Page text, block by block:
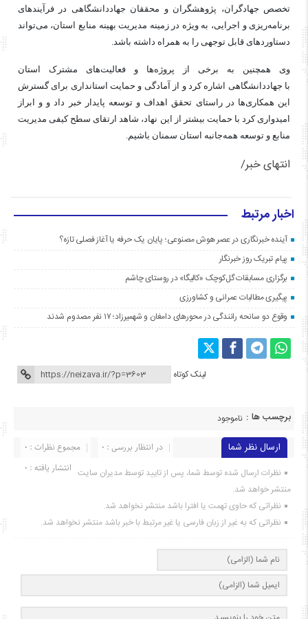
تخصص جهادگران، پژوهشگران و محققان جهاددانشگاهی در فرآیندهای
برنامه‌ریزی و اجرایی، به ویژه در زمینه مدیریت بهینه منابع استان، می‌تواند
دستاوردهای قابل توجهی را به همراه داشته باشد.
وی همچنین به برخی از پروژه‌ها و فعالیت‌های مشترک استان
با جهاددانشگاهی اشاره کرد و از آمادگی و حمایت استانداری برای گسترش
این همکاری‌ها در راستای تحقق اهداف و توسعه پایدار خبر داد و و ابراز
امیدواری کرد با حمایت بیشتر از این نهاد، شاهد ارتقای سطح کیفی مدیریت
منابع و توسعه همه‌جانبه استان سمنان باشیم.
انتهای خبر/
اخبار مرتبط
آینده خبرنگاری در عصر هوش مصنوعی؛ پایان یک حرفه یا آغاز فصلی تازه؟
پیام تبریک روز خبرنگار
برگزاری مسابقات گل‌کوچک «کالیگا» در روستای چاشم
پیگیری مطالبات عمرانی و کشاورزی
وقوع دو سانحه رانندگی در محورهای دامغان و شهمیرزاد؛ ۱۷ نفر مصدوم شدند
لینک کوتاه
برچسب ها : ناموجود
ارسال نظر شما مجموع نظرات : 0
در انتظار بررسی : 0
انتشار یافته : ۰ نظرات ارسال شده توسط شما، پس از تایید توسط مدیران سایت
منتشر خواهد شد.
نظراتی که حاوی تهمت یا افترا باشد منتشر نخواهد شد.
نظراتی که به غیر از زبان فارسی یا غیر مرتبط با خبر باشد منتشر نخواهد شد.